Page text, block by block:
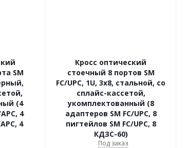
SM
(4
4
4
Кросс оптический
стоечный 8 портов SM
FC/UPC, 1U, 3х8, стальной, со
сплайс-кассетой,
укомплектованный (8
адаптеров SM FC/UPC, 8
пигтейлов SM FC/UPC, 8
КДЗС-60)
Под заказ